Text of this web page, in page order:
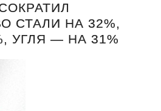
СТАЛИ НА 32%,
УГЛЯ — НА 31%